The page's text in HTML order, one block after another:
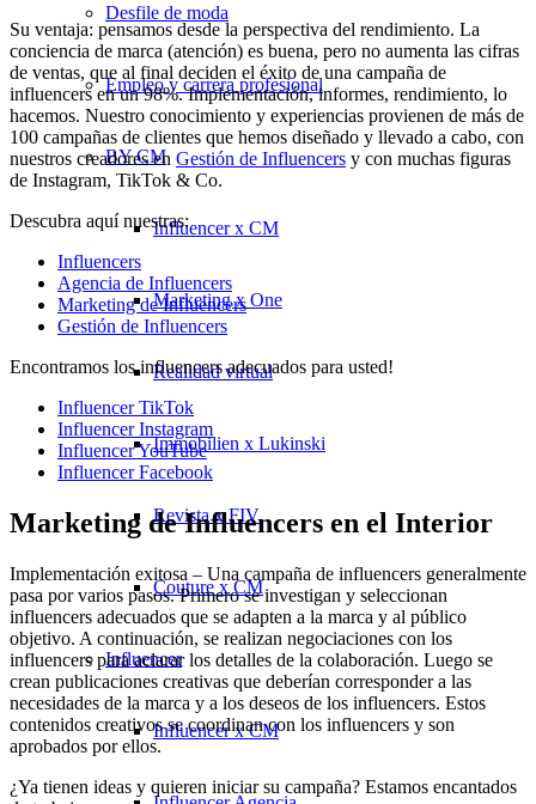
Desfile de moda
Empleo y carrera profesional
BY CM
Influencer x CM
Marketing x One
Realidad virtual
Immobilien x Lukinski
Revista x FIV
Couture x CM
Influencer
Influencer x CM
Su ventaja: pensamos desde la perspectiva del rendimiento. La
conciencia de marca (atención) es buena, pero no aumenta las cifras
de ventas, que al final deciden el éxito de una campaña de
influencers en un 98%. Implementación, informes, rendimiento, lo
hacemos. Nuestro conocimiento y experiencias provienen de más de
100 campañas de clientes que hemos diseñado y llevado a cabo, con
nuestros creadores en Gestión de Influencers y con muchas figuras
de Instagram, TikTok & Co.
Descubra aquí nuestras:
Influencers
Agencia de Influencers
Marketing de Influencers
Gestión de Influencers
Encontramos los influencers adecuados para usted!
Influencer TikTok
Influencer Instagram
Influencer YouTube
Influencer Facebook
Marketing de Influencers en el Interior
Implementación exitosa – Una campaña de influencers generalmente
pasa por varios pasos. Primero se investigan y seleccionan
influencers adecuados que se adapten a la marca y al público
objetivo. A continuación, se realizan negociaciones con los
influencers para aclarar los detalles de la colaboración. Luego se
crean publicaciones creativas que deberían corresponder a las
necesidades de la marca y a los deseos de los influencers. Estos
contenidos creativos se coordinan con los influencers y son
aprobados por ellos.
¿Ya tienen ideas y quieren iniciar su campaña? Estamos encantados